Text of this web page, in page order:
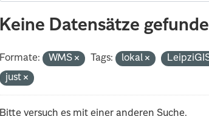
Keine Datensätze
Formate: WMS Tags: lokal
just
Bitte versuch es mit einer anderen Suche.